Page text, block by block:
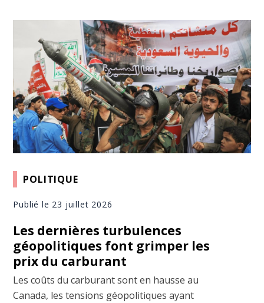
POLITIQUE
Publié le 23 juillet 2026
Les dernières turbulences
géopolitiques font grimper les
prix du carburant
Les coûts du carburant sont en hausse au
Canada, les tensions géopolitiques ayant